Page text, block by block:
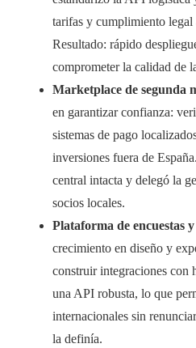
tarifas y cumplimiento legal
Resultado: rápido
comprometer la calidad de
Marketplace de segunda
en garantizar confianza:
sistemas de pago
inversiones fuera de
central intacta y delegó la
socios locales.
Plataforma de encuestas
crecimiento en diseño y
construir integraciones con
una API robusta, lo que
internacionales sin
la definía.